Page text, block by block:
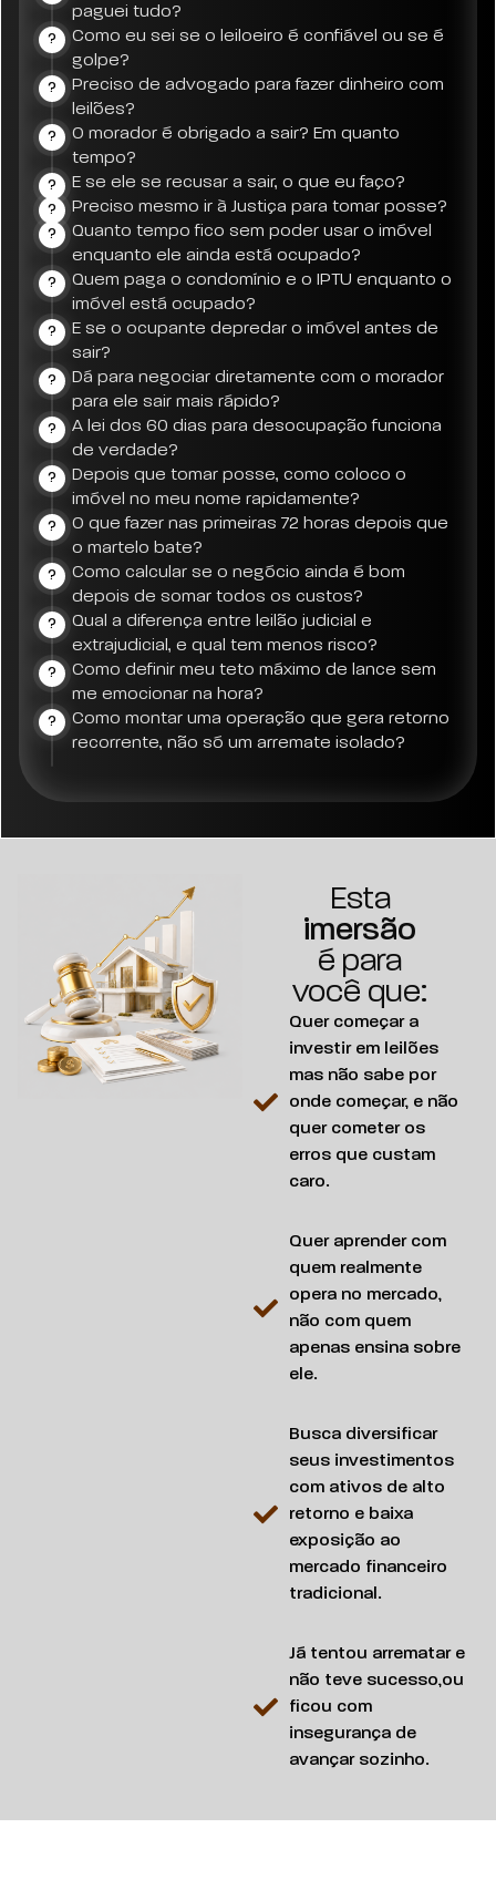
paguei tudo?
?
Como eu sei se o leiloeiro é confiável ou se é
golpe?
?
Preciso de advogado para fazer dinheiro com
leilões?
?
O morador é obrigado a sair? Em quanto
tempo?
? E se ele se recusar a sair, o que eu faço?
? Preciso mesmo ir à Justiça para tomar posse?
?
Quanto tempo fico sem poder usar o imóvel
enquanto ele ainda está ocupado?
?
Quem paga o condomínio e o IPTU enquanto o
imóvel está ocupado?
?
E se o ocupante depredar o imóvel antes de
sair?
?
Dá para negociar diretamente com o morador
para ele sair mais rápido?
?
A lei dos 60 dias para desocupação funciona
de verdade?
?
Depois que tomar posse, como coloco o
imóvel no meu nome rapidamente?
?
O que fazer nas primeiras 72 horas depois que
o martelo bate?
?
Como calcular se o negócio ainda é bom
depois de somar todos os custos?
?
Qual a diferença entre leilão judicial e
extrajudicial, e qual tem menos risco?
?
Como definir meu teto máximo de lance sem
me emocionar na hora?
?
Como montar uma operação que gera retorno
recorrente, não só um arremate isolado?
Esta
imersão
é para
você que:
Quer começar a
investir em leilões
mas não sabe por
onde começar, e não
quer cometer os
erros que custam
caro.
Quer aprender com
quem realmente
opera no mercado,
não com quem
apenas ensina sobre
ele.
Busca diversificar
seus investimentos
com ativos de alto
retorno e baixa
exposição ao
mercado financeiro
tradicional.
Já tentou arrematar e
não teve sucesso,ou
ficou com
insegurança de
avançar sozinho.